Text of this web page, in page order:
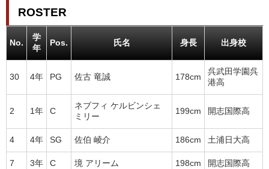
ROSTER
No.
学
年
Pos. 氏名 身長 出身校
30 4年 PG 佐古 竜誠 178cm
呉武田学園呉
港高
2 1年 C
ネブフィ ケルビンシェ
ミリー
199cm 開志国際高
4 4年 SG 佐伯 崚介 186cm 土浦日大高
7 3年 C 境 アリーム 198cm 開志国際高